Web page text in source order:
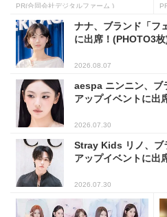
PR(合同会社デジタルファーム )
ナナ、ブランド「フ
に出席！(PHOTO3枚
2026.08.07
aespa ニンニン、ブ
アップイベントに出
2026.07.30
Stray Kids リノ、ブ
アップイベントに出
2026.07.30